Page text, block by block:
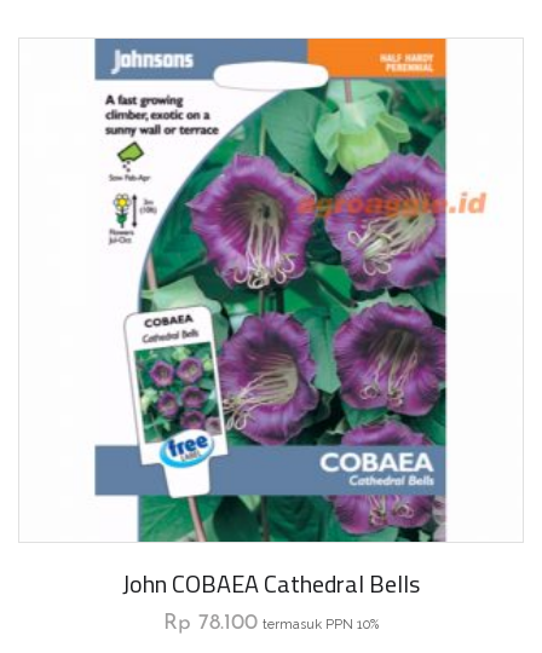
John COBAEA Cathedral Bells
Rp 78.100 termasuk PPN 10%